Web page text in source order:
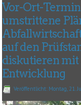
Vor-Ort-
umstrittene
auf den
diskutieren
Entwicklung
Veröffentlicht: Montag, 21.